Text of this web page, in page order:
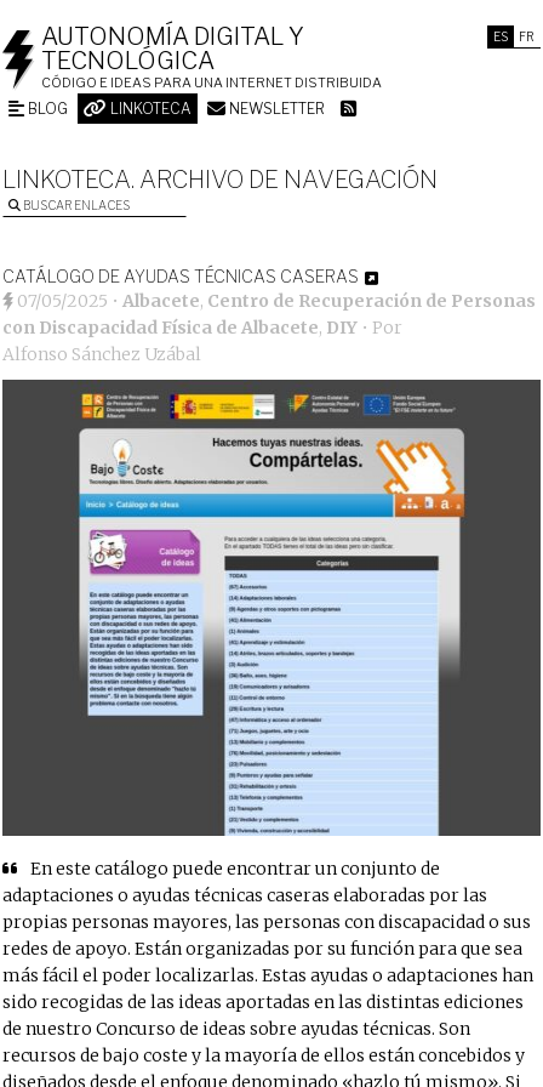
ES FR
AUTONOMÍA DIGITAL Y
TECNOLÓGICA
CÓDIGO E IDEAS PARA UNA INTERNET DISTRIBUIDA
BLOG LINKOTECA NEWSLETTER
LINKOTECA. ARCHIVO DE NAVEGACIÓN
BUSCAR ENLACES
CATÁLOGO DE AYUDAS TÉCNICAS CASERAS
07/05/2025 •Albacete, Centro de Recuperación de Personas
con Discapacidad Física de Albacete, DIY • Por
Alfonso Sánchez Uzábal
En este catálogo puede encontrar un conjunto de
adaptaciones o ayudas técnicas caseras elaboradas por las
propias personas mayores, las personas con discapacidad o sus
redes de apoyo. Están organizadas por su función para que sea
más fácil el poder localizarlas. Estas ayudas o adaptaciones han
sido recogidas de las ideas aportadas en las distintas ediciones
de nuestro Concurso de ideas sobre ayudas técnicas. Son
recursos de bajo coste y la mayoría de ellos están concebidos y
diseñados desde el enfoque denominado «hazlo tú mismo». Si